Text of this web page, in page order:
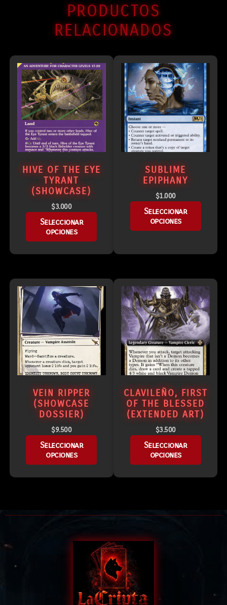
PRODUCTOS
RELACIONADOS
HIVE OF THE EYE
TYRANT
(SHOWCASE)
$3.000
Seleccionar
opciones
SUBLIME
EPIPHANY
$1.000
Seleccionar
opciones
VEIN RIPPER
(SHOWCASE
DOSSIER)
$9.500
Seleccionar
opciones
CLAVILEÑO, FIRST
OF THE BLESSED
(EXTENDED ART)
$3.500
Seleccionar
opciones